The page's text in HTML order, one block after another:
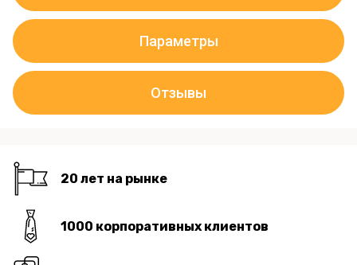
Параметры
Отзывы
20 лет на рынке
1000 корпоративных клиентов